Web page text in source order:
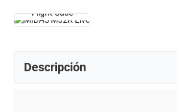
Flight Case
Descripción